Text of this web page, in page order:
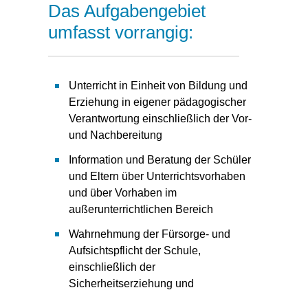
Das Aufgabengebiet
umfasst vorrangig:
Unterricht in Einheit von Bildung und
Erziehung in eigener pädagogischer
Verantwortung einschließlich der Vor-
und Nachbereitung
Information und Beratung der Schüler
und Eltern über Unterrichtsvorhaben
und über Vorhaben im
außerunterrichtlichen Bereich
Wahrnehmung der Fürsorge- und
Aufsichtspflicht der Schule,
einschließlich der
Sicherheitserziehung und